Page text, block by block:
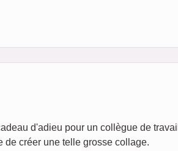
d'adieu pour un collègue de
de créer une telle grosse collage.